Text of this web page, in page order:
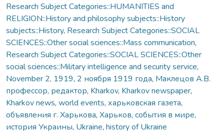
Research Subject Categories::HUMANITIES and
RELIGION::History and philosophy subjects::History
subjects::History, Research Subject Categories::SOCIAL
SCIENCES::Other social sciences::Mass communication,
Research Subject Categories::SOCIAL SCIENCES::Other
social sciences::Military intelligence and security service,
November 2, 1919, 2 ноября 1919 года, Маклецов А.В.
профессор, редактор, Kharkov, Kharkov newspaper,
Kharkov news, world events, харьковская газета,
объявления г. Харькова, Харьков, события в мире,
история Украины, Ukraine, history of Ukraine